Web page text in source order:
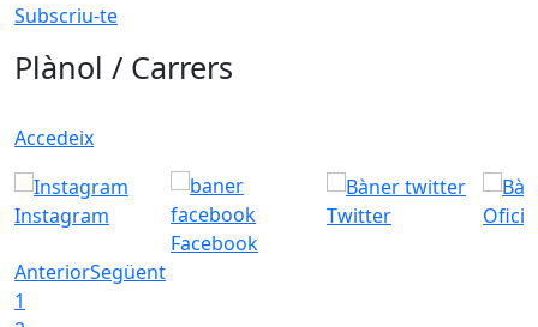
Subscriu-te
Plànol / Carrers
Accedeix
Instagram
Facebook
Twitter
AnteriorSegüent
1